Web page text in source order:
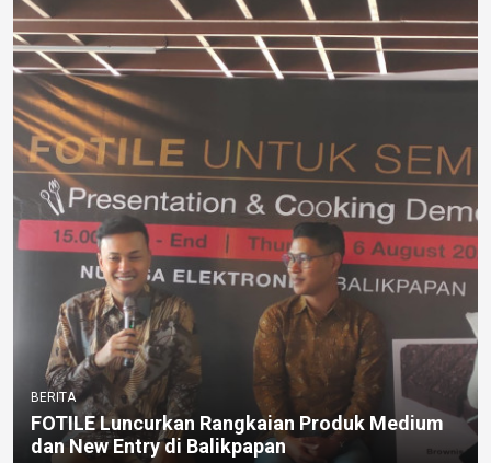
BERITA
FOTILE Luncurkan Rangkaian Produk Medium
dan New Entry di Balikpapan